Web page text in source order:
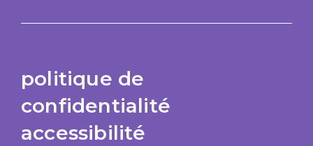
politique de
confidentialité
accessibilité